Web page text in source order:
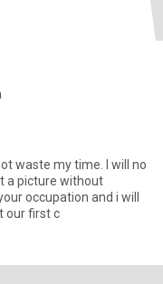
waste my time. I will no
a picture without
occupation and i will
our first c